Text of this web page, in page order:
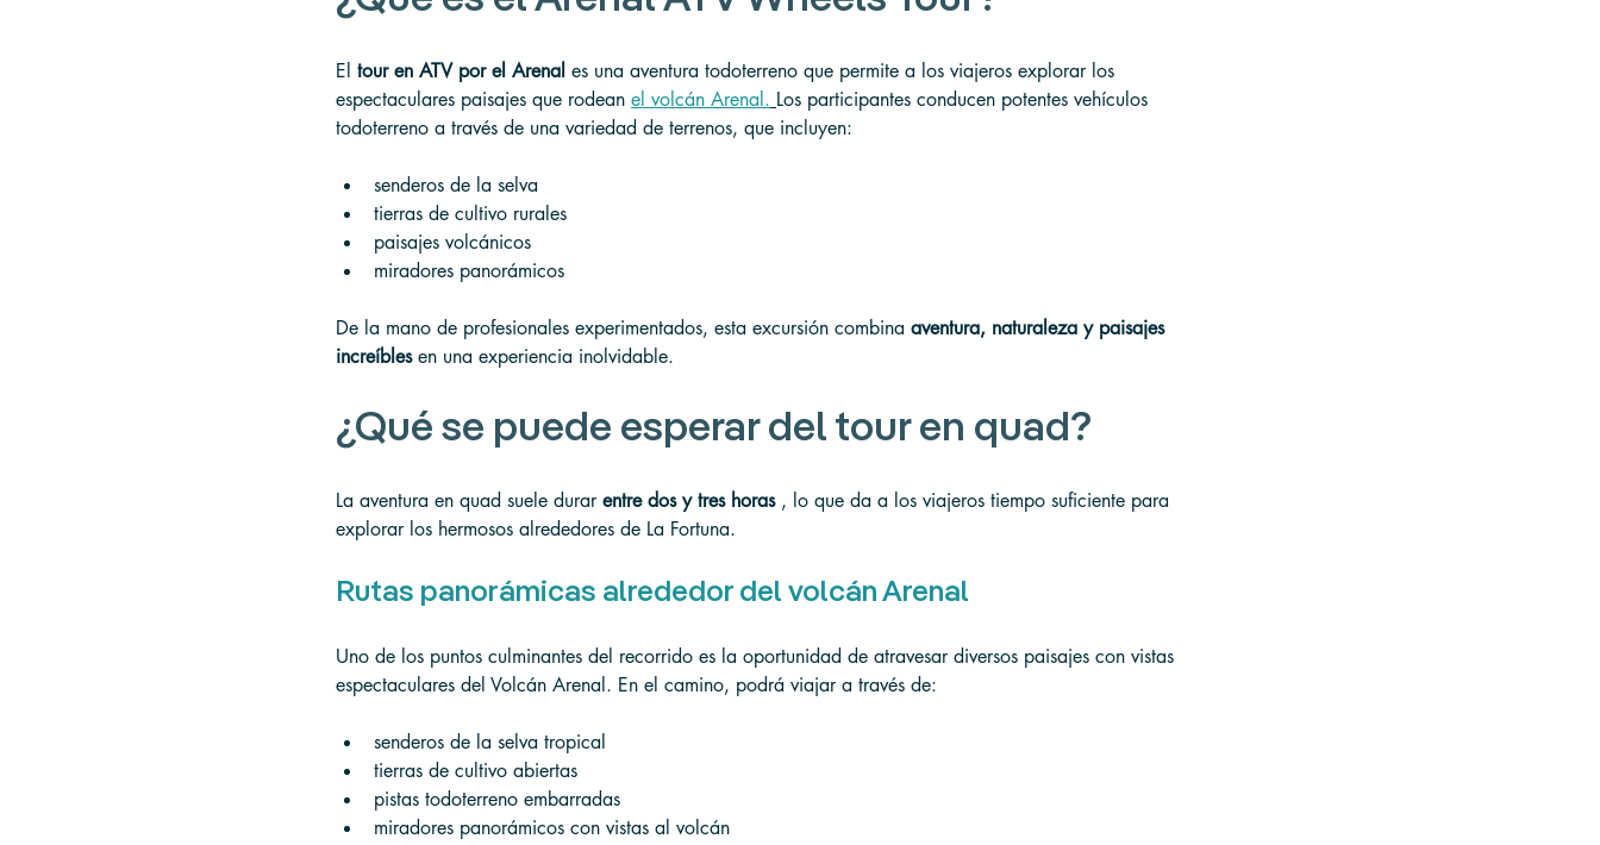
El tour en ATV por el Arenal es una aventura todoterreno que permite a los viajeros explorar los
espectaculares paisajes que rodean el volcán Arenal. Los participantes conducen potentes vehículos
todoterreno a través de una variedad de terrenos, que incluyen:
senderos de la selva
tierras de cultivo rurales
paisajes volcánicos
miradores panorámicos
De la mano de profesionales experimentados, esta excursión combina aventura, naturaleza y paisajes
increíbles en una experiencia inolvidable.
¿Qué se puede esperar del tour en quad?
La aventura en quad suele durar entre dos y tres horas , lo que da a los viajeros tiempo suficiente para
explorar los hermosos alrededores de La Fortuna.
Rutas panorámicas alrededor del volcán Arenal
Uno de los puntos culminantes del recorrido es la oportunidad de atravesar diversos paisajes con vistas
espectaculares del Volcán Arenal. En el camino, podrá viajar a través de:
senderos de la selva tropical
tierras de cultivo abiertas
pistas todoterreno embarradas
miradores panorámicos con vistas al volcán